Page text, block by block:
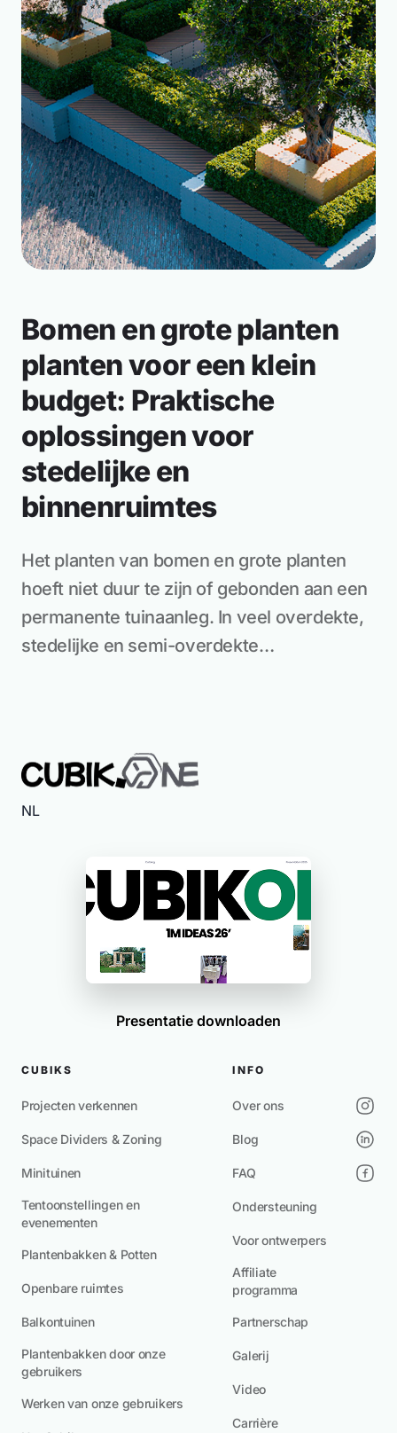
Bomen en grote planten
planten voor een klein
budget: Praktische
oplossingen voor
stedelijke en
binnenruimtes
Het planten van bomen en grote planten
hoeft niet duur te zijn of gebonden aan een
permanente tuinaanleg. In veel overdekte,
stedelijke en semi-overdekte…
NL
Presentatie downloaden
CUBIKS
Projecten verkennen
Space Dividers & Zoning
Minituinen
Tentoonstellingen en
evenementen
Plantenbakken & Potten
Openbare ruimtes
Balkontuinen
Plantenbakken door onze
gebruikers
Werken van onze gebruikers
INFO
Over ons
Blog
FAQ
Ondersteuning
Voor ontwerpers
Affiliate
programma
Partnerschap
Galerij
Video
Carrière